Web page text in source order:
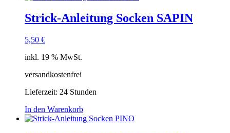
Strick-Anleitung Socken SAPIN
5,50 €
inkl. 19 % MwSt.
versandkostenfrei
Lieferzeit: 24 Stunden
In den Warenkorb